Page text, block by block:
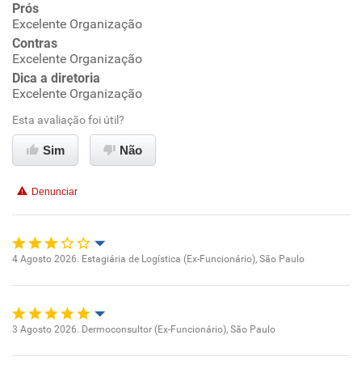
Ambiente de trabalho
Conciliação com a vida familiar
Benefícios
Recomenda a diretoria
Prós
Excelente Organização
Contras
Excelente Organização
Dica a diretoria
Excelente Organização
Esta avaliação foi útil?
Sim Não
Denunciar
Ambiente de trabalho
Conciliação com a vida familiar
4 Agosto 2026. Estagiária de Logística (Ex-Funcionário), São Paulo
3 Agosto 2026. Dermoconsultor (Ex-Funcionário), São Paulo